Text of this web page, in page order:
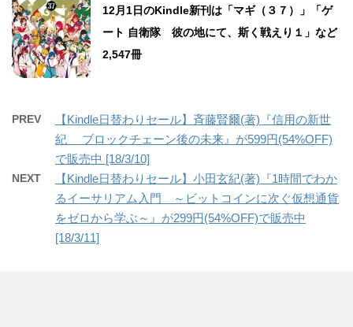
12月1日のKindle新刊は「マギ（３７）」「ゲ
ート 自衛隊 彼の地にて、斯く戦えり１」など
2,547冊
PREV
【Kindle日替わりセール】斉藤賢爾(著)『信用の新世
紀 ブロックチェーン後の未来』が599円(54%OFF)
で販売中 [18/3/10]
NEXT
【Kindle日替わりセール】小田玄紀(著)『1時間でわか
るイーサリアム入門 ～ビットコインに次ぐ仮想通貨
をゼロから学ぶ～』が299円(54%OFF)で販売中
[18/3/11]